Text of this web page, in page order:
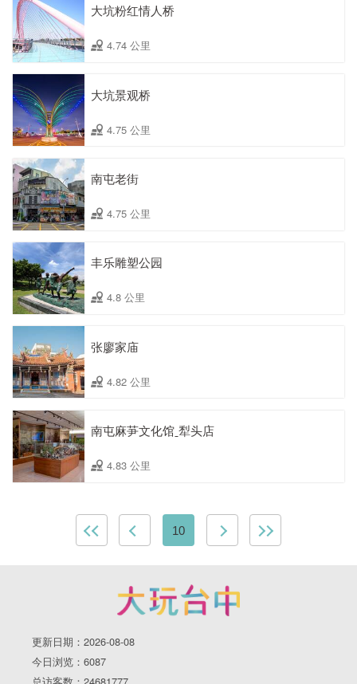
大坑粉红情人桥
4.74 公里
大坑景观桥
4.75 公里
南屯老街
4.75 公里
丰乐雕塑公园
4.8 公里
张廖家庙
4.82 公里
南屯麻芛文化馆ˍ犁头店
4.83 公里
10
更新日期：2026-08-08
今日浏览：6087